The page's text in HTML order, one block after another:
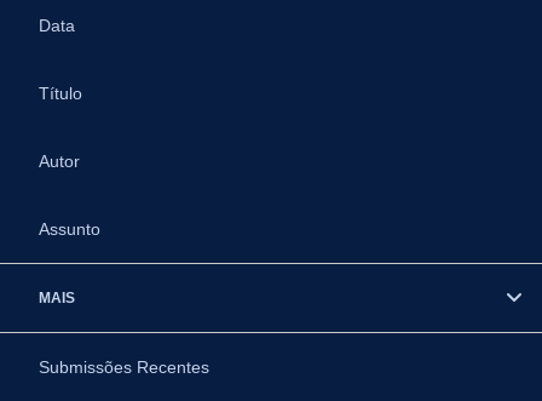
Data
Título
Autor
Assunto
MAIS
Submissões Recentes